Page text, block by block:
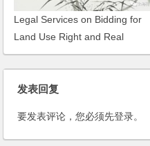
Legal Services on Bidding for
Land Use Right and Real
Estate Development Project
Finance
发表回复
要发表评论，您必须先登录。